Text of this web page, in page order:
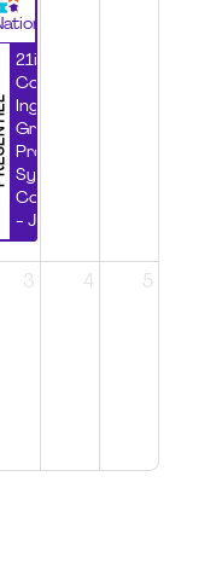
et
1
21ième
Congrès
Ingénierie
Grands
Projets et
Systèmes
Complexes
- Jour 2
3 4 5